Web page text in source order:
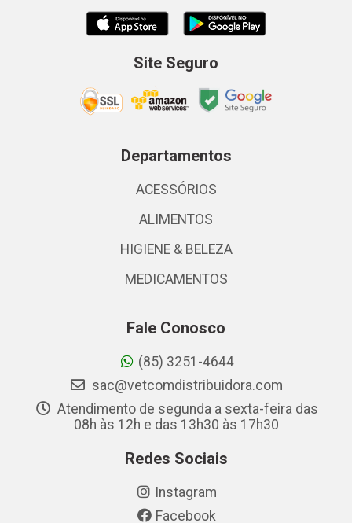
Site Seguro
Departamentos
ACESSÓRIOS
ALIMENTOS
HIGIENE & BELEZA
MEDICAMENTOS
Fale Conosco
(85) 3251-4644
sac@vetcomdistribuidora.com
Atendimento de segunda a sexta-feira das
08h às 12h e das 13h30 às 17h30
Redes Sociais
Instagram
Facebook